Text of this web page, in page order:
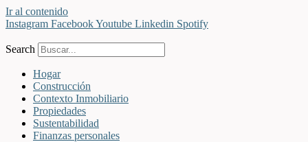
Ir al contenido
Instagram FacebookYoutube Linkedin Spotify
Search
Hogar
Construcción
Contexto Inmobiliario
Propiedades
Sustentabilidad
Finanzas personales